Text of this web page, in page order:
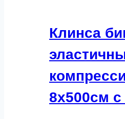
Клинса
8х500см с